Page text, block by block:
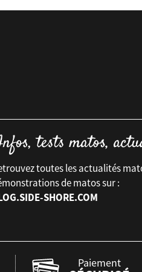
toutes les actualités
de matos sur :
SHORE.COM
Paiement